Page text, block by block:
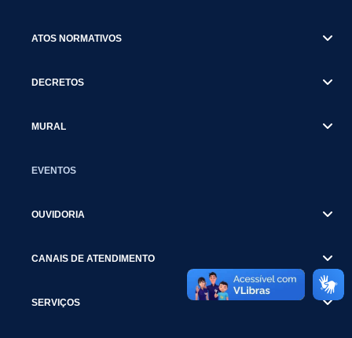
ATOS NORMATIVOS
DECRETOS
MURAL
EVENTOS
OUVIDORIA
CANAIS DE ATENDIMENTO
SERVIÇOS